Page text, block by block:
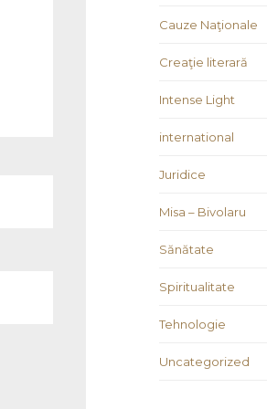
Cauze Naţionale
Creaţie literară
Intense Light
international
Juridice
Misa – Bivolaru
Sănătate
Spiritualitate
Tehnologie
Uncategorized